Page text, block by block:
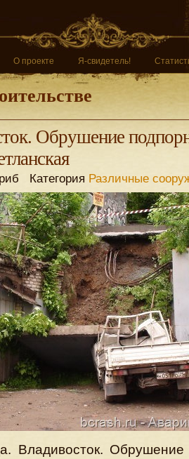
О проекте Я-свидетель!
Обрушение
Категория Различные
Владивосток. Обрушение